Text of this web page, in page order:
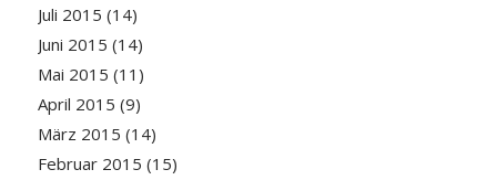
Juli 2015 (14)
Juni 2015 (14)
Mai 2015 (11)
April 2015 (9)
März 2015 (14)
Februar 2015 (15)